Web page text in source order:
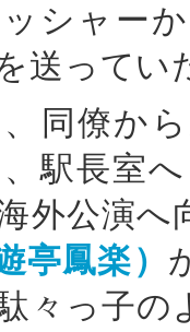
シャー
送ってい
同僚か
駅長室
外公演へ
亭鳳楽）
々っ子